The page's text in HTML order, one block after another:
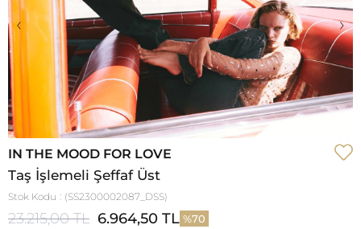
‹ ›
IN THE MOOD FOR LOVE
Taş İşlemeli Şeffaf Üst
Stok Kodu (SS2300002087_DSS)
23.215,00 TL 6.964,50 TL 70